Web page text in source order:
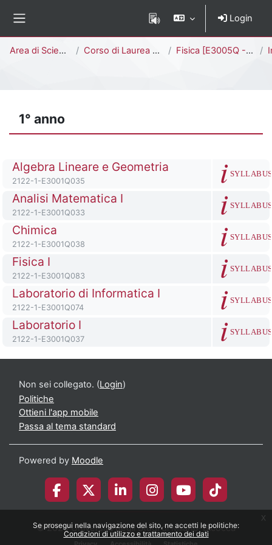
Se prosegui nella navigazione del sito, ne accetti le politiche:
Condizioni di utilizzo e trattamento dei dati
x
Login
Area di Scienze Corso di Laurea Triennale Fisica [E3005Q - E3001Q]
1° anno
Titolo del corso
Algebra Lineare e Geometria
Codice identificativo del corso
2122-1-E3001Q035
SYLLABUS
Titolo del corso
Analisi Matematica I
Codice identificativo del corso
2122-1-E3001Q033
SYLLABUS
Titolo del corso
Chimica
Codice identificativo del corso
2122-1-E3001Q038
SYLLABUS
Titolo del corso
Fisica I
Codice identificativo del corso
2122-1-E3001Q083
SYLLABUS
Titolo del corso
Laboratorio di Informatica I
Codice identificativo del corso
2122-1-E3001Q074
SYLLABUS
Titolo del corso
Laboratorio I
Codice identificativo del corso
2122-1-E3001Q037
SYLLABUS
Non sei collegato. (Login)
Politiche
Ottieni l'app mobile
Passa al tema standard
Powered by Moodle
© 2026 Università degli Studi di Milano-Bicocca